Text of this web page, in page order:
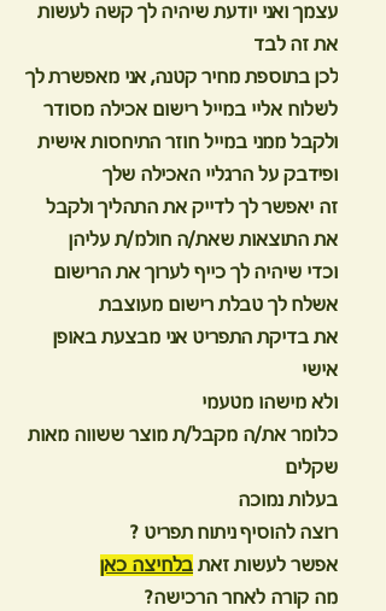
עצמך ואני יודעת שיהיה לך קשה לעשות
את זה לבד
לכן בתוספת מחיר קטנה, אני מאפשרת לך
לשלוח אליי במייל רישום אכילה מסודר
ולקבל ממני במייל חוזר התיחסות אישית
ופידבק על הרגליי האכילה שלך
זה יאפשר לך לדייק את התהליך ולקבל
את התוצאות שאת/ה חולמ/ת עליהן
וכדי שיהיה לך כייף לערוך את הרישום
אשלח לך טבלת רישום מעוצבת
את בדיקת התפריט אני מבצעת באופן
אישי
ולא מישהו מטעמי
כלומר את/ה מקבל/ת מוצר ששווה מאות
שקלים
בעלות נמוכה
רוצה להוסיף ניתוח תפריט ?
אפשר לעשות זאת בלחיצה כאן
מה קורה לאחר הרכישה?